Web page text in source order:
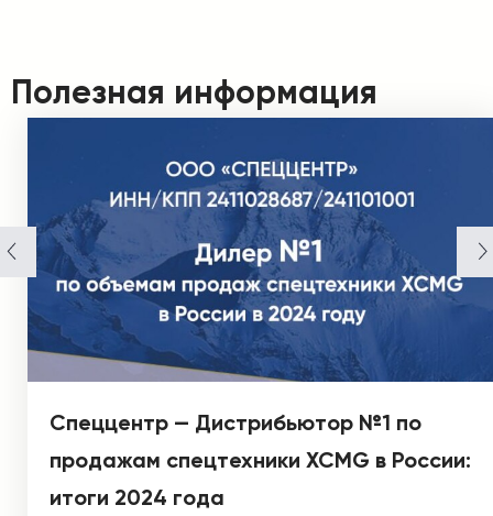
Полезная информация
Спеццентр — Дистрибьютор №1 по
продажам спецтехники XCMG в России:
итоги 2024 года